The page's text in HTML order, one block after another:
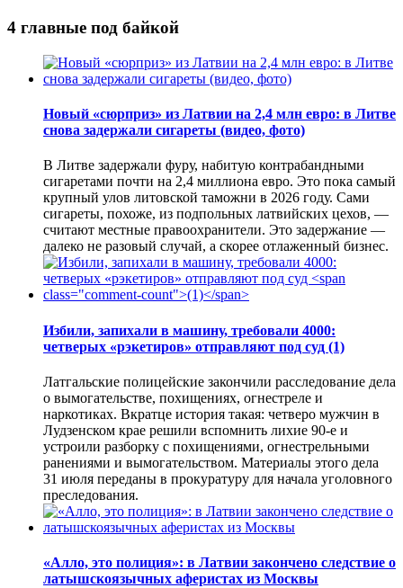
4 главные под байкой
Новый «сюрприз» из Латвии на 2,4 млн евро: в Литве
снова задержали сигареты (видео, фото)
В Литве задержали фуру, набитую контрабандными
сигаретами почти на 2,4 миллиона евро. Это пока самый
крупный улов литовской таможни в 2026 году. Сами
сигареты, похоже, из подпольных латвийских цехов, —
считают местные правоохранители. Это задержание —
далеко не разовый случай, а скорее отлаженный бизнес.
Избили, запихали в машину, требовали 4000:
четверых «рэкетиров» отправляют под суд (1)
Латгальские полицейские закончили расследование дела
о вымогательстве, похищениях, огнестреле и
наркотиках. Вкратце история такая: четверо мужчин в
Лудзенском крае решили вспомнить лихие 90-е и
устроили разборку с похищениями, огнестрельными
ранениями и вымогательством. Материалы этого дела
31 июля переданы в прокуратуру для начала уголовного
преследования.
«Алло, это полиция»: в Латвии закончено следствие о
латышскоязычных аферистах из Москвы